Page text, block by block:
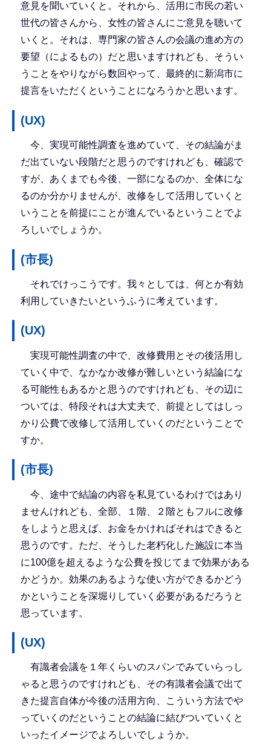
意見を聞いていくと。それから、活用に市民の若い
世代の皆さんから、女性の皆さんにご意見を聴いて
いくと。それは、専門家の皆さんの会議の進め方の
要望（によるもの）だと思いますけれども、そうい
うことをやりながら数回やって、最終的に新潟市に
提言をいただくということになろうかと思います。
(UX)
今、実現可能性調査を進めていて、その結論がま
だ出ていない段階だと思うのですけれども、確認で
すが、あくまでも今後、一部になるのか、全体にな
るのか分かりませんが、改修をして活用していくと
いうことを前提にことが進んでいるということでよ
ろしいでしょうか。
(市長)
それでけっこうです。我々としては、何とか有効
利用していきたいというふうに考えています。
(UX)
実現可能性調査の中で、改修費用とその後活用し
ていく中で、なかなか改修が難しいという結論にな
る可能性もあるかと思うのですけれども、その辺に
ついては、特段それは大丈夫で、前提としてはしっ
かり公費で改修して活用していくのだということで
すか。
(市長)
今、途中で結論の内容を私見ているわけではあり
ませんけれども、全部、１階、２階ともフルに改修
をしようと思えば、お金をかければそれはできると
思うのです。ただ、そうした老朽化した施設に本当
に100億を超えるような公費を投じてまで効果がある
かどうか。効果のあるような使い方ができるかどう
かということを深堀りしていく必要があるだろうと
思っています。
(UX)
有識者会議を１年くらいのスパンでみていらっし
ゃると思うのですけれども、その有識者会議で出て
きた提言自体が今後の活用方向、こういう方法でや
っていくのだということの結論に結びついていくと
いったイメージでよろしいでしょうか。